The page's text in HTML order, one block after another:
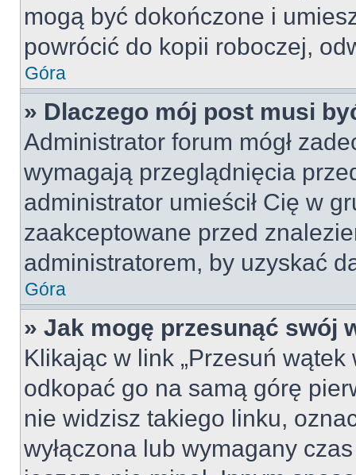
mogą być dokończone i
powrócić do kopii roboczej,
Góra
» Dlaczego mój post musi
Administrator forum mógł
wymagają przeglądnięcia
administrator umieścił Cię w
zaakceptowane przed
administratorem, by uzyskać
Góra
» Jak mogę przesunąć swój
Klikając w link „Przesuń
odkopać go na samą górę
nie widzisz takiego linku,
wyłączona lub wymagany